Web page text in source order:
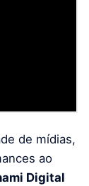
de mídias,
ao
Digital